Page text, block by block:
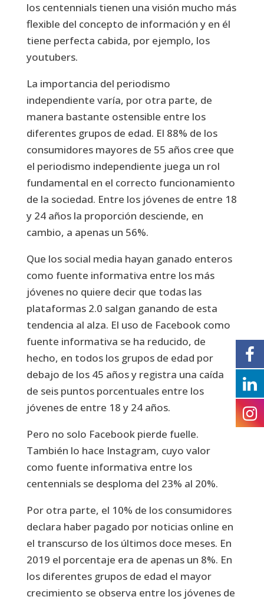
los centennials tienen una visión mucho más
flexible del concepto de información y en él
tiene perfecta cabida, por ejemplo, los
youtubers.
La importancia del periodismo
independiente varía, por otra parte, de
manera bastante ostensible entre los
diferentes grupos de edad. El 88% de los
consumidores mayores de 55 años cree que
el periodismo independiente juega un rol
fundamental en el correcto funcionamiento
de la sociedad. Entre los jóvenes de entre 18
y 24 años la proporción desciende, en
cambio, a apenas un 56%.
Que los social media hayan ganado enteros
como fuente informativa entre los más
jóvenes no quiere decir que todas las
plataformas 2.0 salgan ganando de esta
tendencia al alza. El uso de Facebook como
fuente informativa se ha reducido, de
hecho, en todos los grupos de edad por
debajo de los 45 años y registra una caída
de seis puntos porcentuales entre los
jóvenes de entre 18 y 24 años.
Pero no solo Facebook pierde fuelle.
También lo hace Instagram, cuyo valor
como fuente informativa entre los
centennials se desploma del 23% al 20%.
Por otra parte, el 10% de los consumidores
declara haber pagado por noticias online en
el transcurso de los últimos doce meses. En
2019 el porcentaje era de apenas un 8%. En
los diferentes grupos de edad el mayor
crecimiento se observa entre los jóvenes de